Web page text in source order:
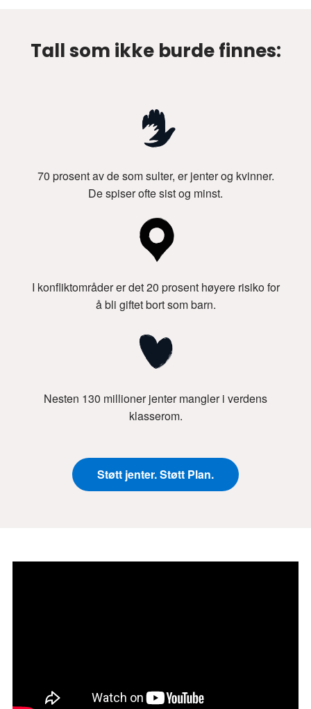
Tall som ikke burde finnes:
70 prosent av de som sulter, er jenter og kvinner.
De spiser ofte sist og minst.
I konfliktområder er det 20 prosent høyere risiko for
å bli giftet bort som barn.
Nesten 130 millioner jenter mangler i verdens
klasserom.
Støtt jenter. Støtt Plan.